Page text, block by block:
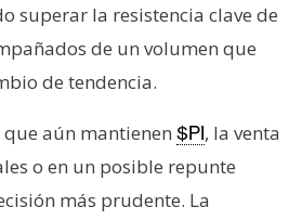
superar la resistencia clave de
de un volumen que
de tendencia.
que aún mantienen $PI, la venta
o en un posible repunte
más prudente. La